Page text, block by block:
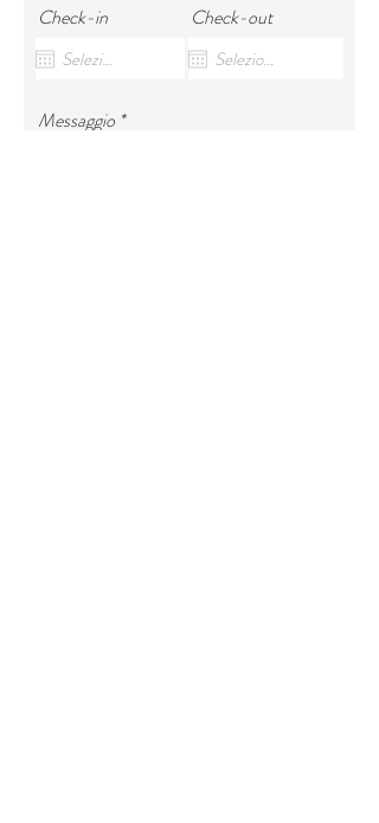
Check-in Check-out
Messaggio